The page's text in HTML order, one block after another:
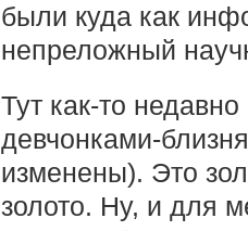
были куда как
непреложный
Тут как-то
девчонками-
изменены). Это
золото. Ну, и для